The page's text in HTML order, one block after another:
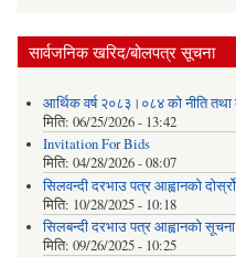
सार्वजनिक खरिद/बोलपत्र सूचना
आर्थिक वर्ष २०८३।०८४ को नीति तथा
मिति: 06/25/2026 - 13:42
Invitation For Bids
मिति: 04/28/2026 - 08:07
सिलवन्दी दरभाउ पत्र आह्वानको
मिति: 10/28/2025 - 10:18
सिलबन्दी दरभाउ पत्र आह्वानको
मिति: 09/26/2025 - 10:25